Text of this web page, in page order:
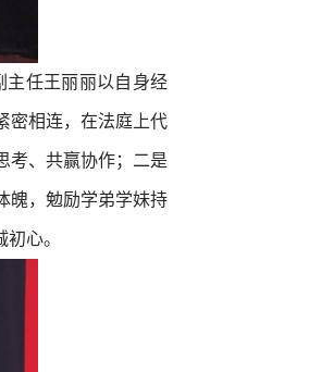
主任王丽丽以自身经
密相连，在法庭上代
考、共赢协作；二是
魄，勉励学弟学妹持
心。